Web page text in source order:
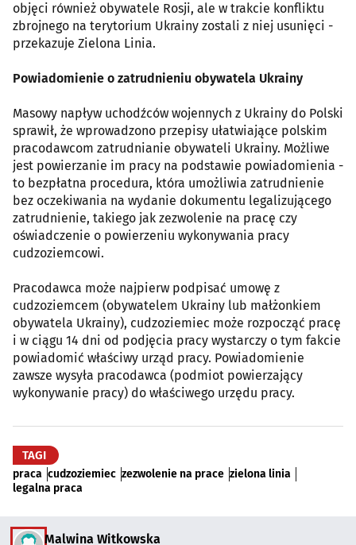
objęci również obywatele Rosji, ale w trakcie konfliktu
zbrojnego na terytorium Ukrainy zostali z niej usunięci -
przekazuje Zielona Linia.
Powiadomienie o zatrudnieniu obywatela Ukrainy
Masowy napływ uchodźców wojennych z Ukrainy do Polski
sprawił, że wprowadzono przepisy ułatwiające polskim
pracodawcom zatrudnianie obywateli Ukrainy. Możliwe
jest powierzanie im pracy na podstawie powiadomienia -
to bezpłatna procedura, która umożliwia zatrudnienie
bez oczekiwania na wydanie dokumentu legalizującego
zatrudnienie, takiego jak zezwolenie na pracę czy
oświadczenie o powierzeniu wykonywania pracy
cudzoziemcowi.
Pracodawca może najpierw podpisać umowę z
cudzoziemcem (obywatelem Ukrainy lub małżonkiem
obywatela Ukrainy), cudzoziemiec może rozpocząć pracę
i w ciągu 14 dni od podjęcia pracy wystarczy o tym fakcie
powiadomić właściwy urząd pracy. Powiadomienie
zawsze wysyła pracodawca (podmiot powierzający
wykonywanie pracy) do właściwego urzędu pracy.
TAGI
praca cudzoziemiec zezwolenie na prace zielona linia
legalna praca
Malwina Witkowska